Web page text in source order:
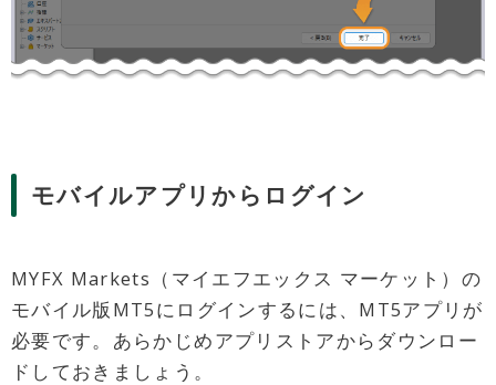
モバイルアプリからログイン
MYFX Markets（マイエフエックス マーケット）の
モバイル版MT5にログインするには、MT5アプリが
必要です。あらかじめアプリストアからダウンロー
ドしておきましょう。